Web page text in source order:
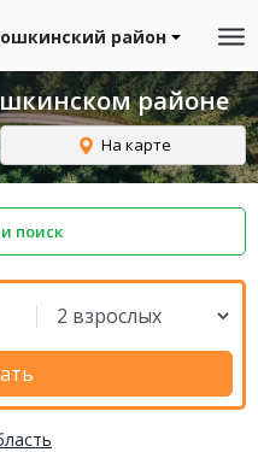
район
районе
На карте
поиск
район